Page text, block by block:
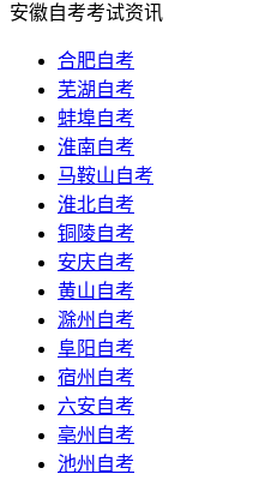
安徽自考考试资讯
合肥自考
芜湖自考
蚌埠自考
淮南自考
马鞍山自考
淮北自考
铜陵自考
安庆自考
黄山自考
滁州自考
阜阳自考
宿州自考
六安自考
亳州自考
池州自考